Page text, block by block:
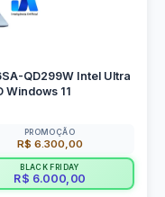
QD299W Intel Ultra
Windows 11
PROMOÇÃO
R$ 6.300,00
BLACK FRIDAY
R$ 6.000,00